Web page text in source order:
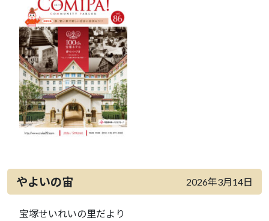
やよいの宙 2026年3月14日
宝塚せいれいの里だより